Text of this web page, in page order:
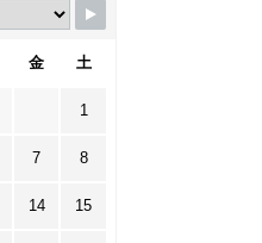
金 土
1
7 8
14 15